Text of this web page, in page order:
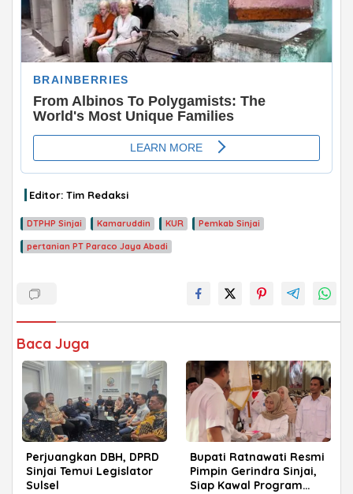
Editor: Tim Redaksi
DTPHP Sinjai Kamaruddin KUR Pemkab Sinjai
pertanian PT Paraco Jaya Abadi
Baca Juga
Perjuangkan DBH, DPRD
Sinjai Temui Legislator
Sulsel
Bupati Ratnawati Resmi
Pimpin Gerindra Sinjai,
Siap Kawal Program